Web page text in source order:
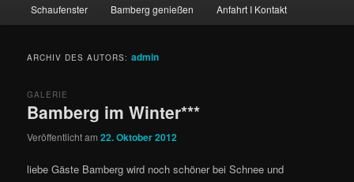
Schaufenster Bamberg genießen Anfahrt I Kontakt
ARCHIV DES AUTORS:admin
Bamberg im Winter***
GALERIE
Veröffentlicht am22. Oktober 2012
liebe Gäste Bamberg wird noch schöner bei Schnee und